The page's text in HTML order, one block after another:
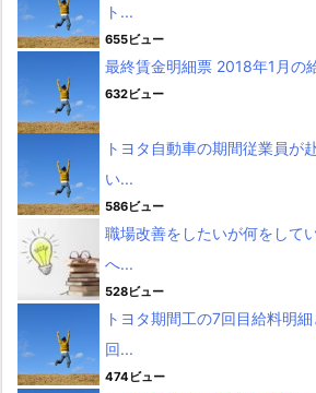
ト...
655ビュー
最終賃金明細票 2018年1月の
632ビュー
トヨタ自動車の期間従業員が
い...
586ビュー
職場改善をしたいが何をして
へ...
528ビュー
トヨタ期間工の7回目給料明
回...
474ビュー